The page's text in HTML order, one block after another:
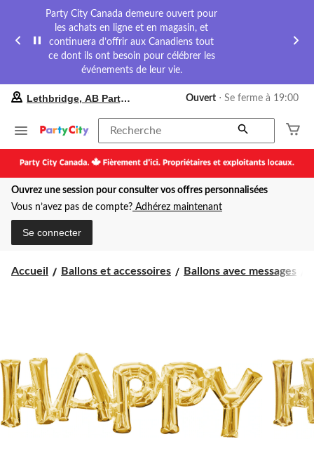
Party City Canada demeure ouvert pour
les achats en ligne et en magasin, et
continuera d’offrir aux Canadiens tout
ce dont ils ont besoin pour célébrer les
événements de leur vie.
préféré
Lethbridge,
Party
City,
courament
Ouvert,
cliquer
Lethbridge, AB Party City Ouvert ⋅ Se ferme à 19:00
Recherche
Ouvrez une session pour consulter vos offres personnalisées
Vous n’avez pas de compte? Adhérez maintenant
Se connecter
Accueil Ballons et accessoires Ballons avec messages
x
9